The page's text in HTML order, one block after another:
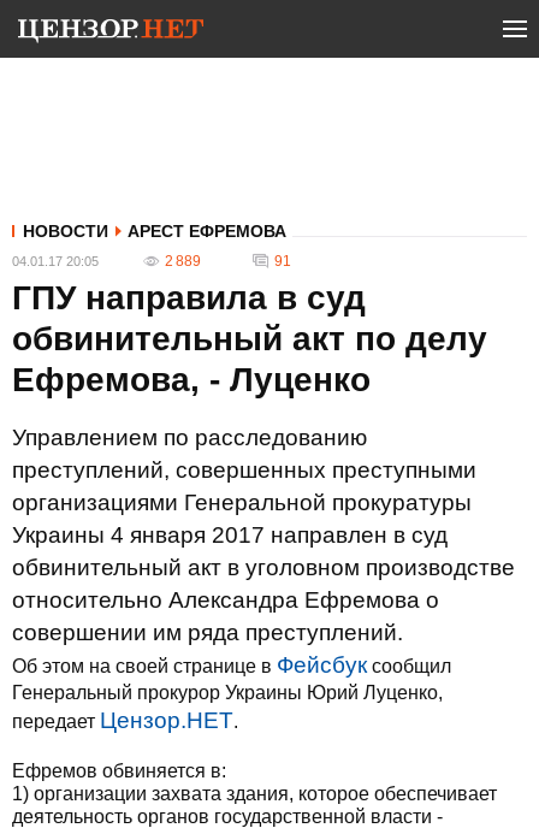
НОВОСТИ АРЕСТ ЕФРЕМОВА
04.01.17 20:05 2 889 91
ГПУ направила в суд
обвинительный акт по делу
Ефремова, - Луценко
Управлением по расследованию
преступлений, совершенных преступными
организациями Генеральной прокуратуры
Украины 4 января 2017 направлен в суд
обвинительный акт в уголовном производстве
относительно Александра Ефремова о
совершении им ряда преступлений.
Об этом на своей странице в Фейсбук сообщил
Генеральный прокурор Украины Юрий Луценко,
передает Цензор.НЕТ.
Ефремов обвиняется в:
1) организации захвата здания, которое обеспечивает
деятельность органов государственной власти -